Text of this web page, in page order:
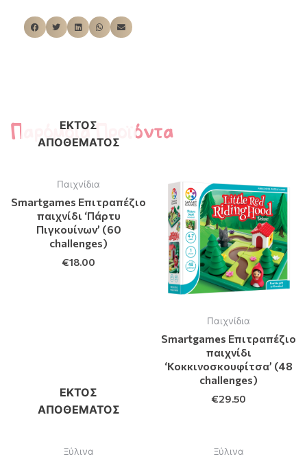
Παρόμοια Προϊόντα
ΕΚΤΌΣ
ΑΠΟΘΈΜΑΤΟΣ
Παιχνίδια
Smartgames Επιτραπέζιο
παιχνίδι ‘Πάρτυ
Πιγκουίνων’ (60
challenges)
€18.00
Παιχνίδια
Smartgames Eπιτραπέζιο
παιχνίδι
‘Κοκκινοσκουφίτσα’ (48
challenges)
€29.50
ΕΚΤΌΣ
ΑΠΟΘΈΜΑΤΟΣ
Ξύλινα Ξύλινα